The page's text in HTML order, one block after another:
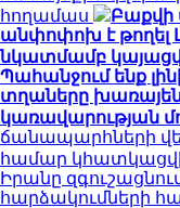
հողամաս
Բաքվի
անփոփոխ է թողել
նկատմամբ
Պահանջում ենք
տղաները
կառավարության
ճանապարհների
համար կհատկացվի
Իրանը
հարձակումների